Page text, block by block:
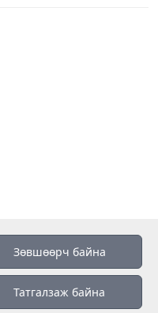
Зөвшөөрч байна
Татгалзаж байна